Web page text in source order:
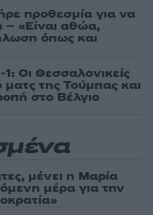
προθεσμία για να
– «Είναι αθώα,
όπως και
Οι Θεσσαλονικείς
της Τούμπας και
στο Βέλγιο
μένει η Μαρία
μέρα για την